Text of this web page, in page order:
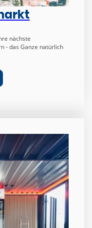
nächste
- das Ganze natürlich